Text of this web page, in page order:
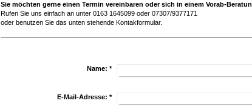
Sie möchten gerne einen Termin vereinbaren oder sich in einem Vorab-
Rufen Sie uns einfach an unter 0163 1645099 oder 07307/9377171
oder benutzen Sie das unten stehende Kontakformular.
Name: *
E-Mail-Adresse: *